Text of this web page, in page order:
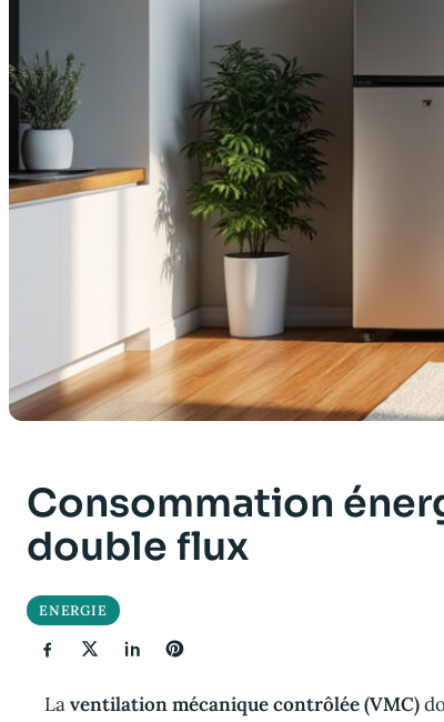
Consommation
double flux
ENERGIE
Laventilation mécanique contrôlée (VMC)